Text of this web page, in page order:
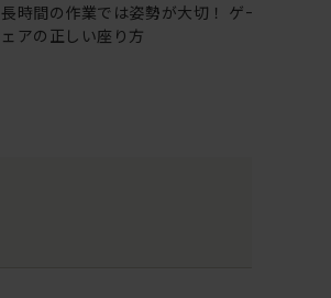
長時間の作業では姿勢が大切！ ゲーミングチ
ェアの正しい座り方